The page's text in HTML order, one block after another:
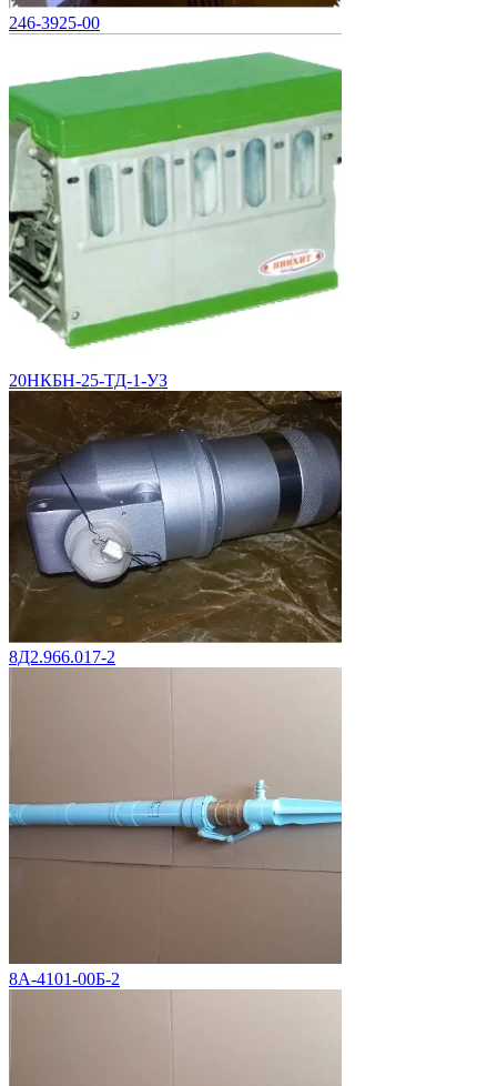
246-3925-00
20НКБН-25-ТД-1-УЗ
8Д2.966.017-2
8А-4101-00Б-2